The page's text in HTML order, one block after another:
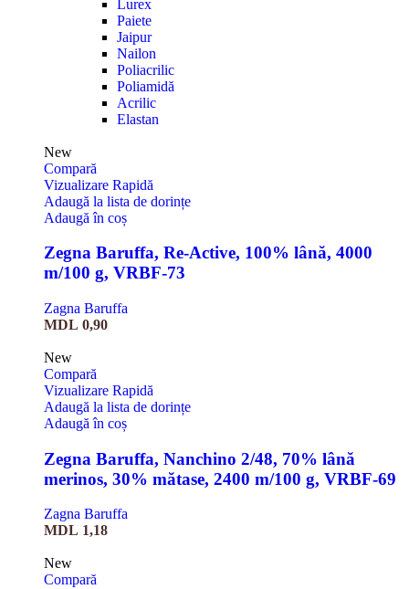
Lurex
Paiete
Jaipur
Nailon
Poliacrilic
Poliamidă
Acrilic
Elastan
New
Compară
Vizualizare Rapidă
Adaugă la lista de dorințe
Adaugă în coș
Zegna Baruffa, Re-Active, 100% lână, 4000
m/100 g, VRBF-73
Zagna Baruffa
MDL 0,90
New
Compară
Vizualizare Rapidă
Adaugă la lista de dorințe
Adaugă în coș
Zegna Baruffa, Nanchino 2/48, 70% lână
merinos, 30% mătase, 2400 m/100 g, VRBF-69
Zagna Baruffa
MDL 1,18
New
Compară